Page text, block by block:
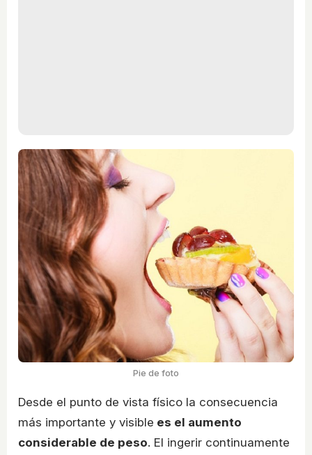
Pie de foto
Desde el punto de vista físico la consecuencia
más importante y visible es el aumento
considerable de peso. El ingerir continuamente